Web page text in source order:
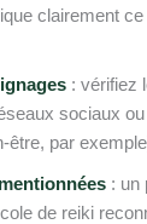
clairement
: vérifiez
sociaux
être, par
: un
de reiki